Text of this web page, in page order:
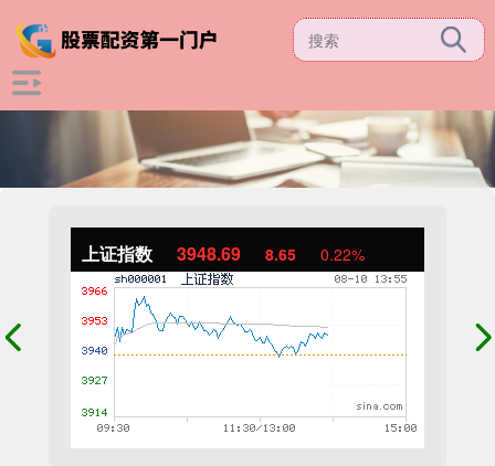
上证指数 3948.69 8.65 0.22%